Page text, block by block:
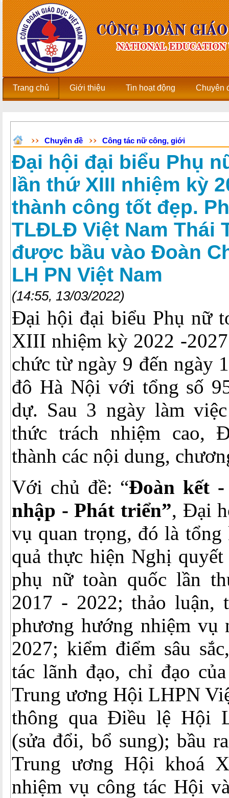
Trang chủ Giới thiệu Tin hoạt động Chuyên
Chuyên đề Công tác nữ công, giới
Đại hội đại biểu Phụ
lần thứ XIII nhiệm kỳ
thành công tốt đẹp.
TLĐLĐ Việt Nam Thái
được bầu vào Đoàn
LH PN Việt Nam
(14:55, 13/03/2022)
Đại hội đại biểu Phụ nữ
XIII nhiệm kỳ 2022 -
chức từ ngày 9 đến ngày
đô Hà Nội với tổng số
dự. Sau 3 ngày làm
thức trách nhiệm cao,
thành các nội dung,
Với chủ đề: “Đoàn kết
nhập - Phát triển”, Đại
vụ quan trọng, đó là tổng
quả thực hiện Nghị
phụ nữ toàn quốc lần
2017 - 2022; thảo luận,
phương hướng nhiệm vụ
2027; kiểm điểm sâu
tác lãnh đạo, chỉ đạo
Trung ương Hội LHPN
thông qua Điều lệ Hội
(sửa đổi, bổ sung); bầu
Trung ương Hội khoá
nhiệm vụ công tác Hội